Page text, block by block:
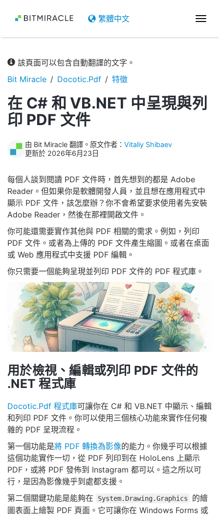
繁體中文
切
該頁面可以包含自動翻譯的文字。
Bit Miracle
Docotic.Pdf 特徵
在 C# 和 VB.NET 中呈現與列
印 PDF 文件
由 Bit Miracle 翻譯。原文作者： Vitaliy Shibaev
更新於 2026年6月23日
每個人談到閱讀 PDF 文件時，首先想到的都是 Adobe
Reader。但如果你是軟體開發人員，並且想在應用程式中
顯示 PDF 文件，該怎麼辦？你不會希望要求使用者先安裝
Adobe Reader，然後在那裡開啟文件。
你可能還需要實作其他與 PDF 相關的需求。例如，列印
PDF 文件。或者為上傳的 PDF 文件產生縮圖。或者在桌面
或 Web 應用程式中支援 PDF 編輯。
你只需要一個能夠呈現並列印 PDF 文件的 PDF 程式庫。
用於檢視、編輯或列印 PDF 文件的
.NET 程式庫
Docotic.Pdf 程式庫可讓你在 C# 和 VB.NET 中顯示、編輯
和列印 PDF 文件。你可以使用三個核心功能來實作任何複
雜的 PDF 呈現流程。
第一個功能是將 PDF 轉換為影像的能力。你幾乎可以根據
這個功能實作一切，從 PDF 列印到在 HoloLens 上顯示
PDF，或將 PDF 發佈到 Instagram 都可以。這之所以可
行，是因為影像幾乎到處都支援。
第二個關鍵功能是能夠在
System.Drawing.Graphics
的繪
圖表面上繪製 PDF 頁面。它可讓你在 Windows Forms 或